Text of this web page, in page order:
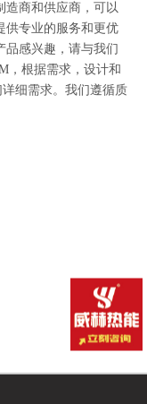
造商和供应商，可以
供专业的服务和更优
品感兴趣，请与我们
，根据需求，设计和
细需求。我们遵循质